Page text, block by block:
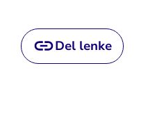
Del lenke